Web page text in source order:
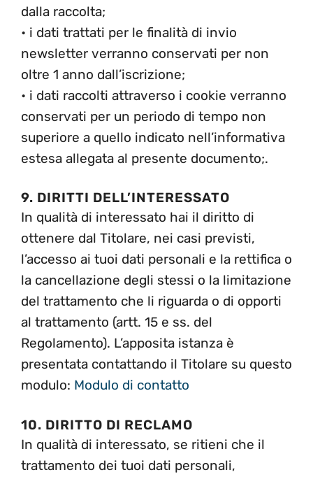
dalla raccolta;
• i dati trattati per le finalità di invio
newsletter verranno conservati per non
oltre 1 anno dall’iscrizione;
• i dati raccolti attraverso i cookie verranno
conservati per un periodo di tempo non
superiore a quello indicato nell’informativa
estesa allegata al presente documento;.
9. DIRITTI DELL’INTERESSATO
In qualità di interessato hai il diritto di
ottenere dal Titolare, nei casi previsti,
l’accesso ai tuoi dati personali e la rettifica o
la cancellazione degli stessi o la limitazione
del trattamento che li riguarda o di opporti
al trattamento (artt. 15 e ss. del
Regolamento). L’apposita istanza è
presentata contattando il Titolare su questo
modulo: Modulo di contatto
10. DIRITTO DI RECLAMO
In qualità di interessato, se ritieni che il
trattamento dei tuoi dati personali,